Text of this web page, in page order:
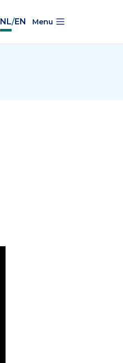
NL/EN Menu